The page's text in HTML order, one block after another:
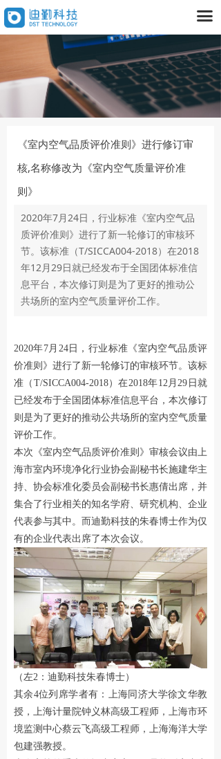
끀
首页
넸气体传感器
大气监测设备
气体探测器
넸室内空气检测设备
数据平台
室内
室外
室内空气监测
넸大气监测
넸 气体探测
相关案例
넸室内空气检测
大气监测
넸气体探测
技术支持
APP下载
넸下载中心
넸互动留言
公司资讯
넸行业新闻
《室内空气品质评价准则》进行修订审
核,名称修改为《室内空气质量评价准
则》
2020年7月24日，行业标准《室内空气品质评
价准则》进行了新一轮修订的审核环节。该标
准（T/SICCA004-2018）在2018年12月29日就
已经发布于全国团体标准信息平台，本次修订
则是为了更好的推动公共场所的室内空气质量
评价工作。
本次《室内空气品质评价准则》审核会议由上
海市室内环境净化行业协会副秘书长施建华主
持、协会标准化委员会副秘书长惠倩出席，并
集合了行业相关的知名学府、研究机构、企业
代表参与其中。而迪勤科技的朱春博士作为仅
有的企业代表出席了本次会议。
（左2：迪勤科技朱春博士）
其余4位列席学者有：上海同济大学徐文华教
授，上海计量院钟义林高级工程师，上海市环
境监测中心蔡云飞高级工程师，上海海洋大学
包建强教授。
2020年7月24日，行业标准《室内空气品
质评价准则》进行了新一轮修订的审核环
节。该标准（T/SICCA004-2018）在2018
年12月29日就已经发布于全国团体标准信
息平台，本次修订则是为了更好的推动公
共场所的室内空气质量评价工作。